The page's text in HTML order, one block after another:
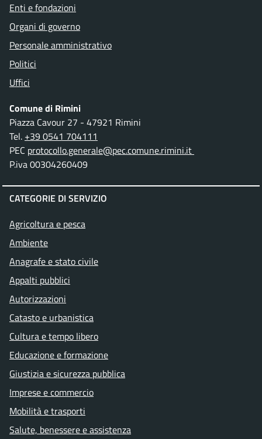
Enti e fondazioni
Organi di governo
Personale amministrativo
Politici
Uffici
Comune di Rimini
Piazza Cavour 27 - 47921 Rimini
Tel. +39 0541 704111
PEC protocollo.generale@pec.comune.rimini.it
P.iva 00304260409
CATEGORIE DI SERVIZIO
Agricoltura e pesca
Ambiente
Anagrafe e stato civile
Appalti pubblici
Autorizzazioni
Catasto e urbanistica
Cultura e tempo libero
Educazione e formazione
Giustizia e sicurezza pubblica
Imprese e commercio
Mobilità e trasporti
Salute, benessere e assistenza